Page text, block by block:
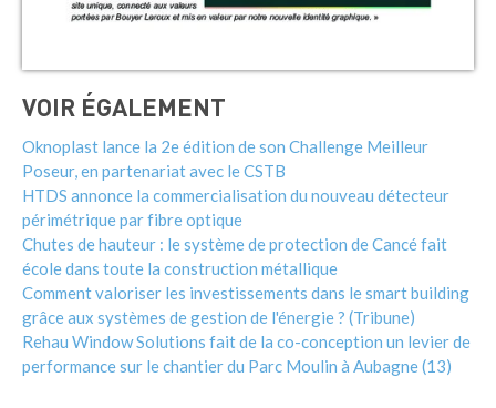
VOIR ÉGALEMENT
Oknoplast lance la 2e édition de son Challenge Meilleur
Poseur, en partenariat avec le CSTB
HTDS annonce la commercialisation du nouveau détecteur
périmétrique par fibre optique
Chutes de hauteur : le système de protection de Cancé fait
école dans toute la construction métallique
Comment valoriser les investissements dans le smart building
grâce aux systèmes de gestion de l'énergie ? (Tribune)
Rehau Window Solutions fait de la co-conception un levier de
performance sur le chantier du Parc Moulin à Aubagne (13)